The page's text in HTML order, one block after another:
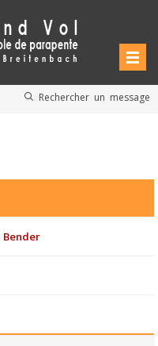
Rechercher un message
Bender